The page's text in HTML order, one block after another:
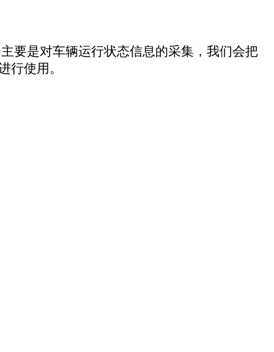
善支持TCP